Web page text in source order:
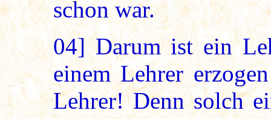
schon war.
04] Darum ist ein
einem Lehrer
Lehrer! Denn solch